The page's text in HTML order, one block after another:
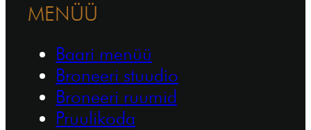
MENÜÜ
Baari menüü
Broneeri stuudio
Broneeri ruumid
Pruulikoda